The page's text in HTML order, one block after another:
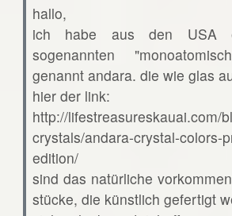
hallo,
ich habe aus den USA
sogenannten
genannt andara. die wie glas
hier der link:
http://lifestreasureskauai.com/
crystals/andara-crystal-colors-
edition/
sind das natürliche
stücke, die künstlich gefertigt